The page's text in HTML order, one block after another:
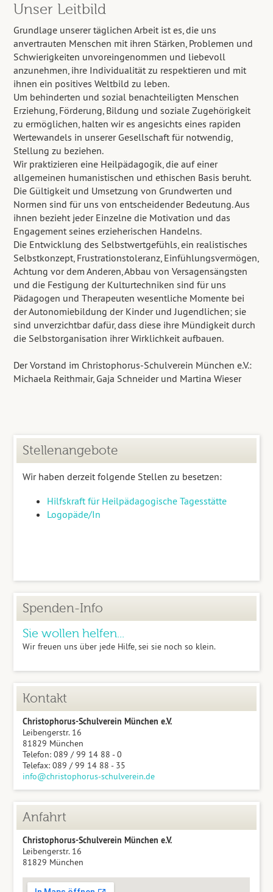
Unser Leitbild
Grundlage unserer täglichen Arbeit ist es, die uns
anvertrauten Menschen mit ihren Stärken, Problemen und
Schwierigkeiten unvoreingenommen und liebevoll
anzunehmen, ihre Individualität zu respektieren und mit
ihnen ein positives Weltbild zu leben.
Um behinderten und sozial benachteiligten Menschen
Erziehung, Förderung, Bildung und soziale Zugehörigkeit
zu ermöglichen, halten wir es angesichts eines rapiden
Wertewandels in unserer Gesellschaft für notwendig,
Stellung zu beziehen.
Wir praktizieren eine Heilpädagogik, die auf einer
allgemeinen humanistischen und ethischen Basis beruht.
Die Gültigkeit und Umsetzung von Grundwerten und
Normen sind für uns von entscheidender Bedeutung. Aus
ihnen bezieht jeder Einzelne die Motivation und das
Engagement seines erzieherischen Handelns.
Die Entwicklung des Selbstwertgefühls, ein realistisches
Selbstkonzept, Frustrationstoleranz, Einfühlungsvermögen,
Achtung vor dem Anderen, Abbau von Versagensängsten
und die Festigung der Kulturtechniken sind für uns
Pädagogen und Therapeuten wesentliche Momente bei
der Autonomiebildung der Kinder und Jugendlichen; sie
sind unverzichtbar dafür, dass diese ihre Mündigkeit durch
die Selbstorganisation ihrer Wirklichkeit aufbauen.
Der Vorstand im Christophorus-Schulverein München e.V.:
Michaela Reithmair, Gaja Schneider und Martina Wieser
Stellenangebote
Wir haben derzeit folgende Stellen zu besetzen:
Hilfskraft für Heilpädagogische Tagesstätte
Logopäde/In
Spenden-Info
Sie wollen helfen...
Wir freuen uns über jede Hilfe, sei sie noch so klein.
Kontakt
Christophorus-Schulverein München e.V.
Leibengerstr. 16
81829 München
Telefon: 089 / 99 14 88 - 0
Telefax: 089 / 99 14 88 - 35
info@christophorus-schulverein.de
Anfahrt
Christophorus-Schulverein München e.V.
Leibengerstr. 16
81829 München